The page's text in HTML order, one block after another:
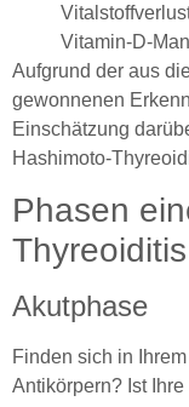
Vitamin-D-
Aufgrund der aus
gewonnenen
Einschätzung
Hashimoto-
Phasen
Thyreoiditis
Akutphase
Finden sich in
Antikörpern? Ist